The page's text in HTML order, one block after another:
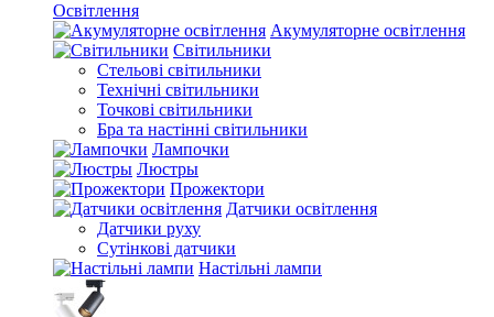
Освітлення
Акумуляторне освітлення
Світильники
Стельові світильники
Технічні світильники
Точкові світильники
Бра та настінні світильники
Лампочки
Люстры
Прожектори
Датчики освітлення
Датчики руху
Сутінкові датчики
Настільні лампи